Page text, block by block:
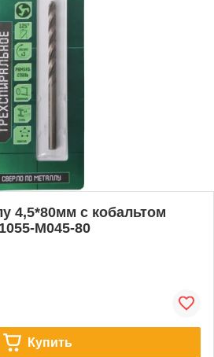
4,5*80мм с кобальтом
M045-80
Купить